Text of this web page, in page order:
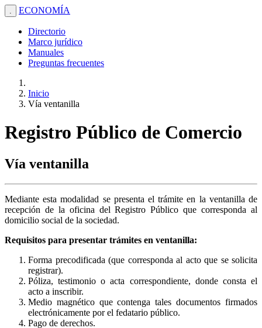
. ECONOMÍA
Directorio
Marco jurídico
Manuales
Preguntas frecuentes
Inicio
Vía ventanilla
Registro Público de Comercio
Vía ventanilla
Mediante esta modalidad se presenta el trámite en la ventanilla de
recepción de la oficina del Registro Público que corresponda al
domicilio social de la sociedad.
Requisitos para presentar trámites en ventanilla:
Forma precodificada (que corresponda al acto que se solicita
registrar).
Póliza, testimonio o acta correspondiente, donde consta el
acto a inscribir.
Medio magnético que contenga tales documentos firmados
electrónicamente por el fedatario público.
Pago de derechos.